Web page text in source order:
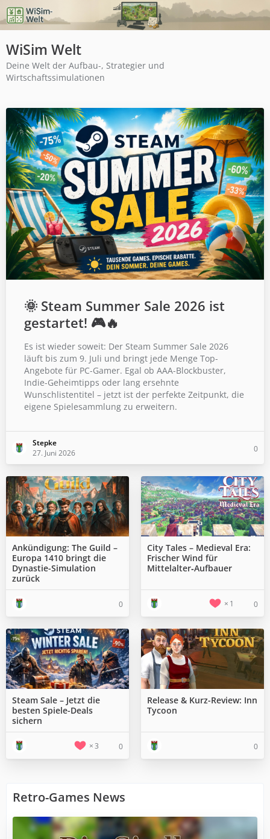
WiSim Welt
Deine Welt der Aufbau-, Strategier und
Wirtschaftssimulationen
🌞 Steam Summer Sale 2026 ist
gestartet! 🎮🔥
Es ist wieder soweit: Der Steam Summer Sale 2026
läuft bis zum 9. Juli und bringt jede Menge Top-
Angebote für PC-Gamer. Egal ob AAA-Blockbuster,
Indie-Geheimtipps oder lang ersehnte
Wunschlistentitel – jetzt ist der perfekte Zeitpunkt, die
eigene Spielesammlung zu erweitern.
Stepke
27. Juni 2026
0
Ankündigung: The Guild –
Europa 1410 bringt die
Dynastie-Simulation
zurück
0
City Tales – Medieval Era:
Frischer Wind für
Mittelalter‑Aufbauer
1 0
Steam Sale – Jetzt die
besten Spiele-Deals
sichern
3 0
Release & Kurz-Review: Inn
Tycoon
0
Retro-Games News